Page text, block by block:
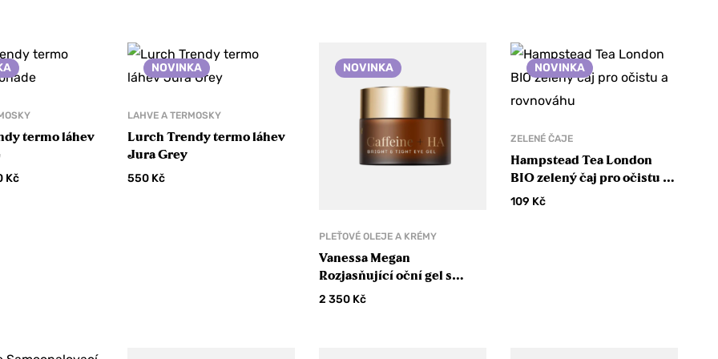
termo láhev
Kč
NOVINKA
LAHVE A TERMOSKY
Lurch Trendy termo láhev
Jura Grey
550 Kč
NOVINKA
PLEŤOVÉ OLEJE A KRÉMY
Vanessa Megan
Rozjasňující oční gel s
kofeinem a kyselinou
2 350 Kč
NOVINKA
ZELENÉ ČAJE
Hampstead Tea London
BIO zelený čaj pro očistu a
rovnováhu
109 Kč